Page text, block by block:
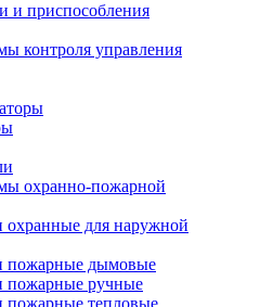
и приспособления
контроля управления
охранно-пожарной
охранные для наружной
пожарные дымовые
пожарные ручные
пожарные тепловые